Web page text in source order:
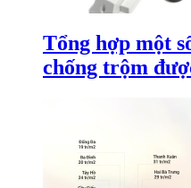
Tổng hợp một
chống trộm